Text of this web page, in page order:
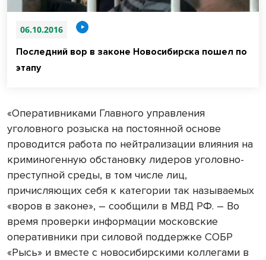
06.10.2016
Последний вор в законе Новосибирска пошел по
этапу
«Оперативниками Главного управления
уголовного розыска на постоянной основе
проводится работа по нейтрализации влияния на
криминогенную обстановку лидеров уголовно-
преступной среды, в том числе лиц,
причисляющих себя к категории так называемых
«воров в законе», – сообщили в МВД РФ. – Во
время проверки информации московские
оперативники при силовой поддержке СОБР
«Рысь» и вместе с новосибирскими коллегами в